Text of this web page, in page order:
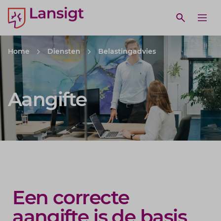
Lansigt Accountants logo
Open
search website
Home Diensten Belastingadvies
Aangifte
Een correcte